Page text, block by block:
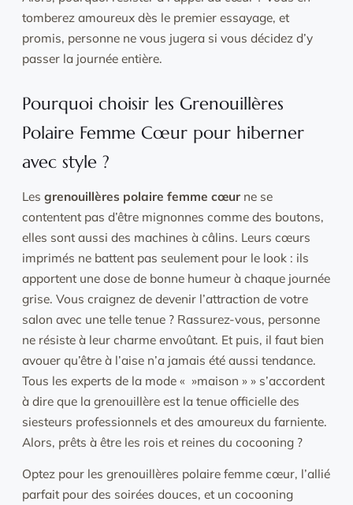
tomberez amoureux dès le premier essayage, et
promis, personne ne vous jugera si vous décidez d’y
passer la journée entière.
Pourquoi choisir les Grenouillères
Polaire Femme Cœur pour hiberner
avec style ?
Les grenouillères polaire femme cœur ne se
contentent pas d’être mignonnes comme des boutons,
elles sont aussi des machines à câlins. Leurs cœurs
imprimés ne battent pas seulement pour le look : ils
apportent une dose de bonne humeur à chaque journée
grise. Vous craignez de devenir l’attraction de votre
salon avec une telle tenue ? Rassurez-vous, personne
ne résiste à leur charme envoûtant. Et puis, il faut bien
avouer qu’être à l’aise n’a jamais été aussi tendance.
Tous les experts de la mode « »maison » » s’accordent
à dire que la grenouillère est la tenue officielle des
siesteurs professionnels et des amoureux du farniente.
Alors, prêts à être les rois et reines du cocooning ?
Optez pour les grenouillères polaire femme cœur, l’allié
parfait pour des soirées douces, et un cocooning